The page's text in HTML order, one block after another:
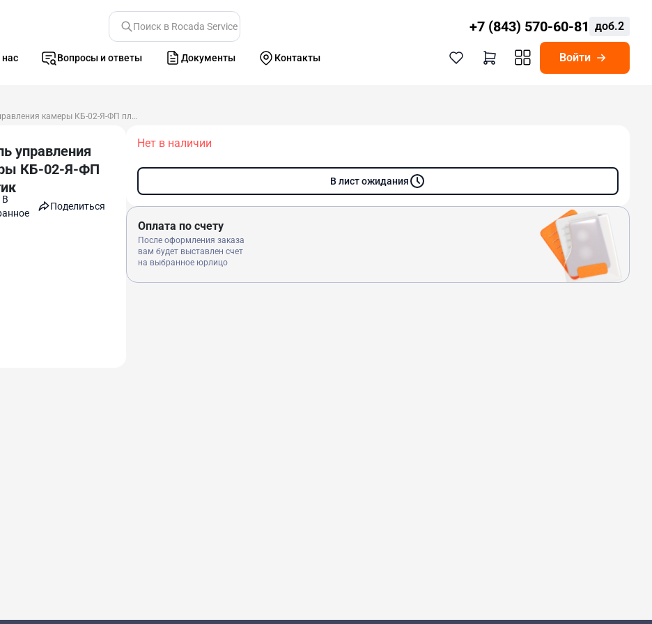
Поиск в Rocada Service +7 (843) 570-60-81 доб.2
Вопросы и ответы Документы Контакты Войти
Панель управления камеры КБ-02-Я-ФП пластик
управления
КБ-02-Я-ФП
В
Поделиться
Нет в наличии
В лист ожидания
Оплата по счету
После оформления заказа
вам будет выставлен счет
на выбранное юрлицо